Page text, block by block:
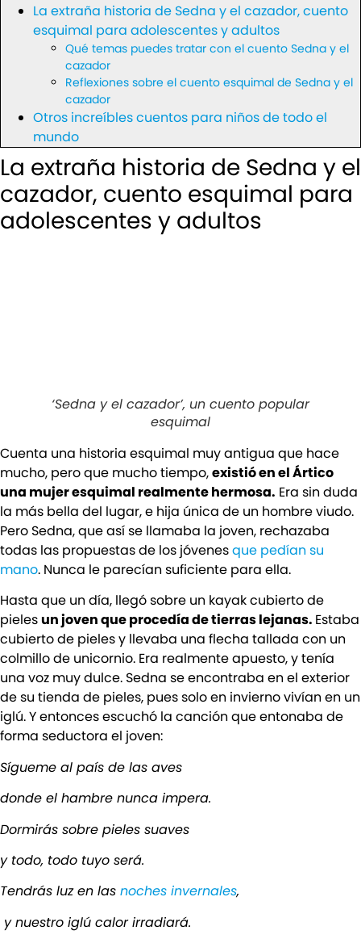
La extraña historia de Sedna y el cazador, cuento
esquimal para adolescentes y adultos
Qué temas puedes tratar con el cuento Sedna y el
cazador
Reflexiones sobre el cuento esquimal de Sedna y el
cazador
Otros increíbles cuentos para niños de todo el
mundo
La extraña historia de Sedna y el
cazador, cuento esquimal para
adolescentes y adultos
‘Sedna y el cazador’, un cuento popular
esquimal
Cuenta una historia esquimal muy antigua que hace
mucho, pero que mucho tiempo,existió en el Ártico
una mujer esquimal realmente hermosa. Era sin duda
la más bella del lugar, e hija única de un hombre viudo.
Pero Sedna, que así se llamaba la joven, rechazaba
todas las propuestas de los jóvenesque pedían su
mano. Nunca le parecían suficiente para ella.
Hasta que un día, llegó sobre un kayak cubierto de
pielesun joven que procedía de tierras lejanas. Estaba
cubierto de pieles y llevaba una flecha tallada con un
colmillo de unicornio. Era realmente apuesto, y tenía
una voz muy dulce. Sedna se encontraba en el exterior
de su tienda de pieles, pues solo en invierno vivían en un
iglú. Y entonces escuchó la canción que entonaba de
forma seductora el joven:
Sígueme al país de las aves
donde el hambre nunca impera.
Dormirás sobre pieles suaves
y todo, todo tuyo será.
Tendrás luz en las noches invernales,
y nuestro iglú calor irradiará.